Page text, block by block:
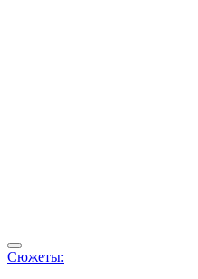
Сюжеты: